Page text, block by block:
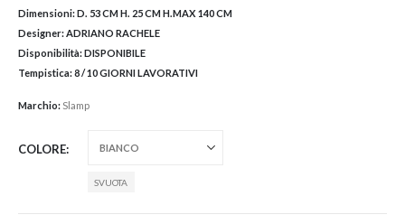
Dimensioni:D. 53 CM H. 25 CM H.MAX 140 CM
Designer: ADRIANO RACHELE
Disponibilità:DISPONIBILE
Tempistica:8 / 10 GIORNI LAVORATIVI
Marchio: Slamp
COLORE
SVUOTA